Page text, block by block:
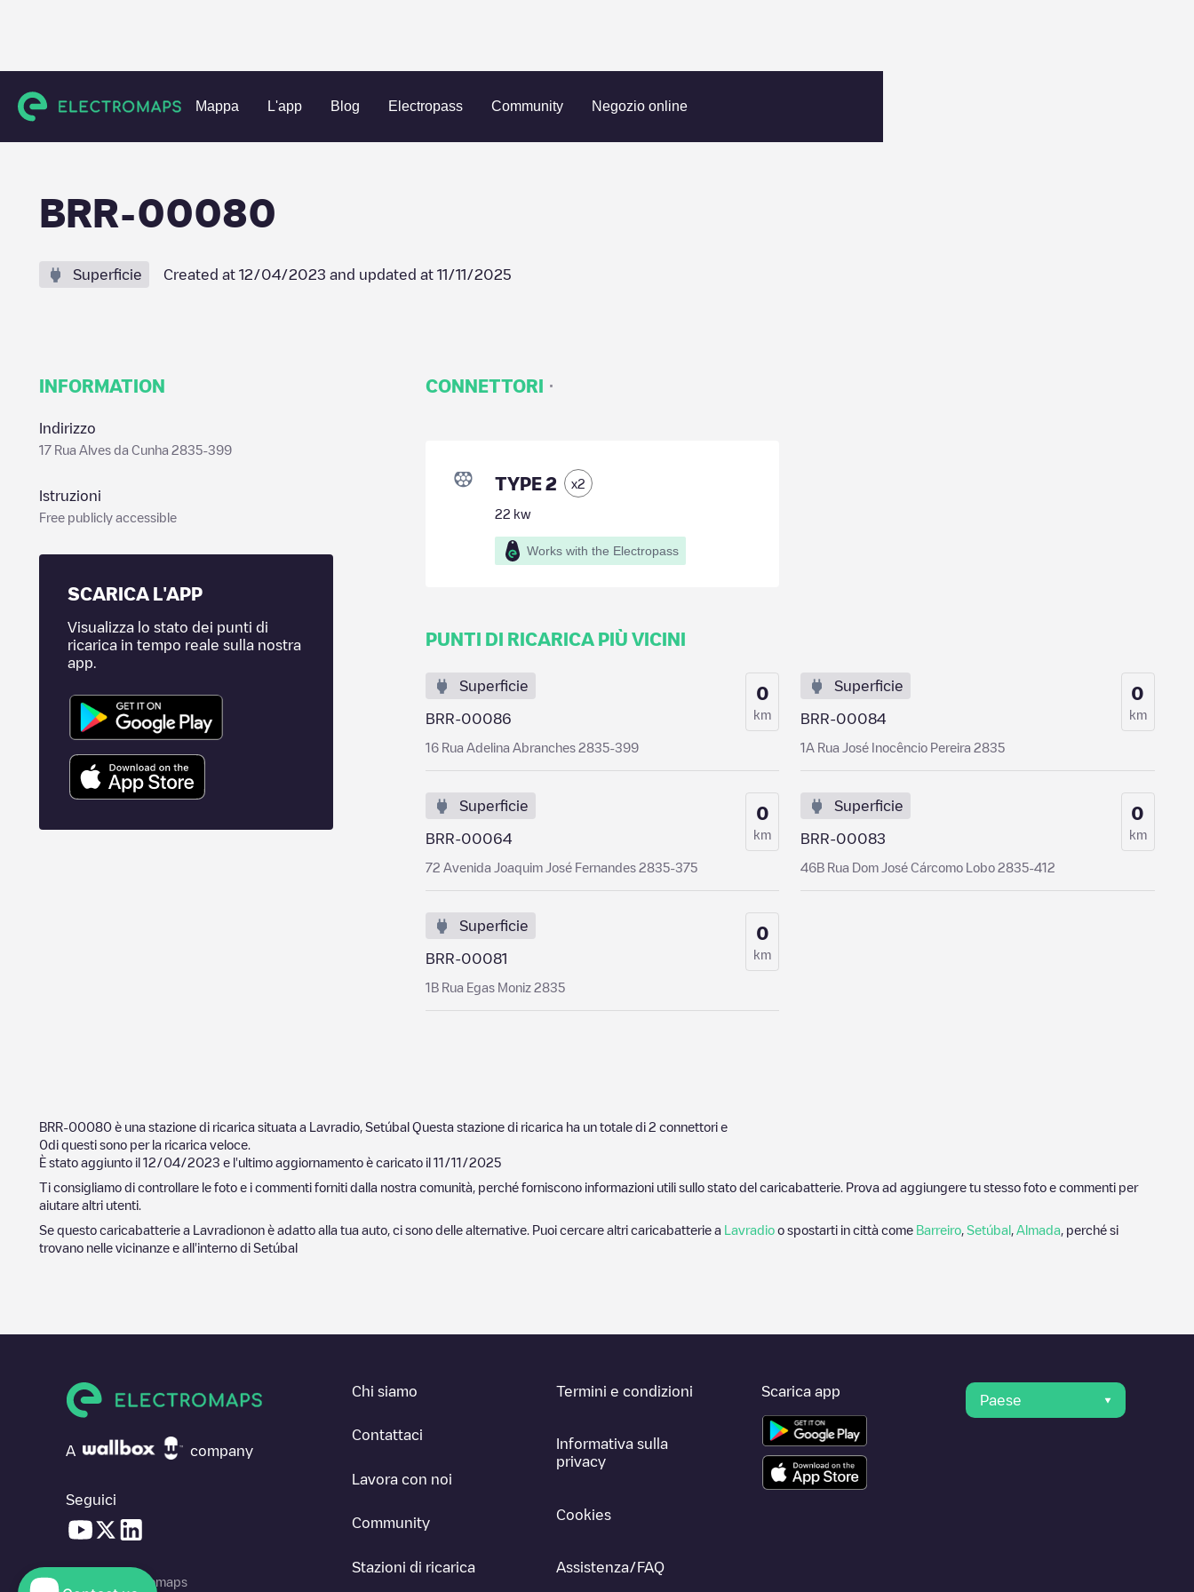
Mappa L'app Blog Electropass Community Negozio online
Charging stations Portogallo Setúbal Lavradio BRR-00080
BRR-00080
Superficie Created at 12/04/2023 and updated at 11/11/2025
INFORMATION
Indirizzo
17 Rua Alves da Cunha 2835-399
Istruzioni
Free publicly accessible
SCARICA L'APP
Visualizza lo stato dei punti di
ricarica in tempo reale sulla nostra
app.
CONNETTORI ·
TYPE 2 x2
22 kw
Works with the Electropass
PUNTI DI RICARICA PIÙ VICINI
Superficie
BRR-00086
16 Rua Adelina Abranches 2835-399
0
km
Superficie
BRR-00084
1A Rua José Inocêncio Pereira 2835
0
km
Superficie
BRR-00064
72 Avenida Joaquim José Fernandes 2835-375
0
km
Superficie
BRR-00083
46B Rua Dom José Cárcomo Lobo 2835-412
0
km
Superficie
BRR-00081
1B Rua Egas Moniz 2835
0
km
BRR-00080 è una stazione di ricarica situata a Lavradio Setúbal Questa stazione di ricarica ha un totale di 2 connettori e
0di questi sono per la ricarica veloce.
È stato aggiunto il 12/04/2023 e l'ultimo aggiornamento è caricato il 11/11/2025
Ti consigliamo di controllare le foto e i commenti forniti dalla nostra comunità, perché forniscono informazioni utili sullo stato del caricabatterie. Prova ad aggiungere tu stesso foto e commenti per
aiutare altri utenti.
Se questo caricabatterie a
Lavradionon è adatto alla tua auto, ci sono delle alternative. Puoi cercare altri caricabatterie a Lavradio o spostarti in città come Barreiro Setúbal Almada , perché si
trovano nelle vicinanze e all'interno di Setúbal
A company
Seguici
© 2026 Electromaps
Chi siamo
Contattaci
Lavora con noi
Community
Stazioni di ricarica
Termini e condizioni
Informativa sulla
privacy
Cookies
Assistenza/FAQ
Scarica app
Paese